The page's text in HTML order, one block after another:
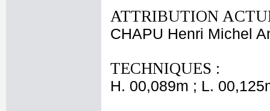
ATTRIBUTION
CHAPU Henri Michel
TECHNIQUES :
H. 00,089m ; L.